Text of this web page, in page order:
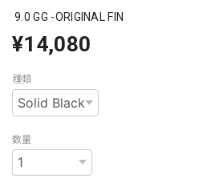
9.0 GG -ORIGINAL FIN
¥14,080
種類
数量